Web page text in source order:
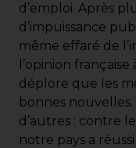
d’emploi. Après
d’impuissance
même effaré de
l’opinion
déplore que les
bonnes
d’autres : contre
notre pays a